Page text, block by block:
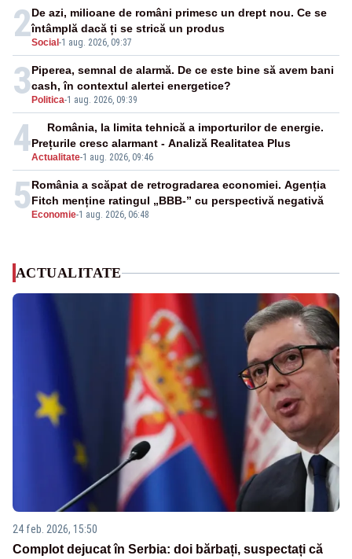
2Social -1 aug. 2026, 09:37
De azi, milioane de români primesc un drept nou. Ce se
întâmplă dacă ți se strică un produs
3 Politica-1 aug. 2026, 09:39
Piperea, semnal de alarmă. De ce este bine să avem bani
cash, în contextul alertei energetice?
4Actualitate-1 aug. 2026, 09:46
România, la limita tehnică a importurilor de energie.
Prețurile cresc alarmant - Analiză Realitatea Plus
5 Economie-1 aug. 2026, 06:48
România a scăpat de retrogradarea economiei. Agenția
Fitch menține ratingul „BBB-” cu perspectivă negativă
ACTUALITATE
24 feb. 2026, 15:50
Complot dejucat în Serbia: doi bărbați, suspectați că